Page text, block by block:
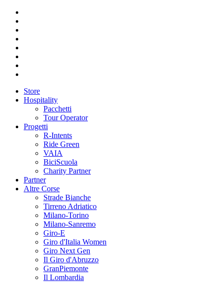
Store
Hospitality
Pacchetti
Tour Operator
Progetti
R-Intents
Ride Green
VAIA
BiciScuola
Charity Partner
Partner
Altre Corse
Strade Bianche
Tirreno Adriatico
Milano-Torino
Milano-Sanremo
Giro-E
Giro d'Italia Women
Giro Next Gen
Il Giro d'Abruzzo
GranPiemonte
Il Lombardia